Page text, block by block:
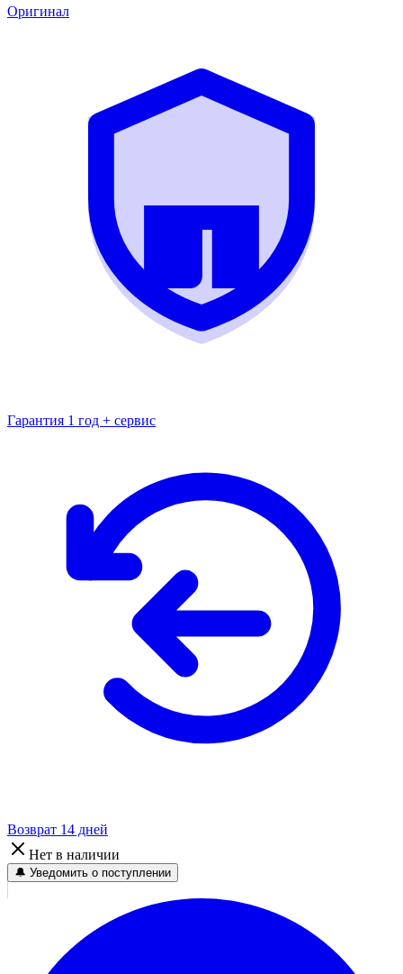
Оригинал
Гарантия 1 год + сервис
Возврат 14 дней
Нет в наличии
🔔 Уведомить о поступлении